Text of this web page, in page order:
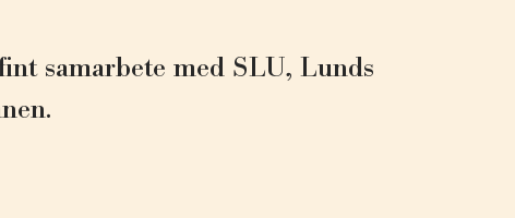
samarbete med SLU, Lunds